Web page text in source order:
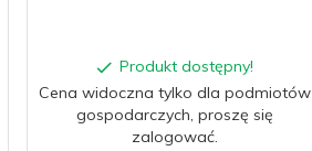
Produkt dostępny!
Cena widoczna tylko dla podmiotów
gospodarczych, proszę się
zalogować.